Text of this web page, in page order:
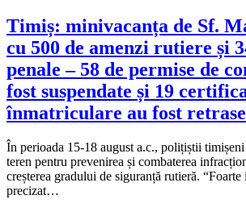
Timiș: minivacanța de Sf.
cu 500 de amenzi rutiere și
penale – 58 de permise de
fost suspendate și 19
înmatriculare au fost retrase
În perioada 15-18 august a.c., polițiștii
teren pentru prevenirea și combaterea
creșterea gradului de siguranță rutieră.
precizat…